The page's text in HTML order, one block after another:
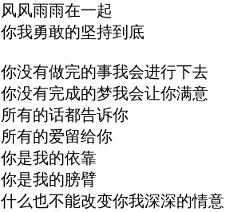
风风雨雨在一起
你我勇敢的坚持到底
你没有做完的事我会进行下去
你没有完成的梦我会让你满意
所有的话都告诉你
所有的爱留给你
你是我的依靠
你是我的膀臂
什么也不能改变你我深深的情意